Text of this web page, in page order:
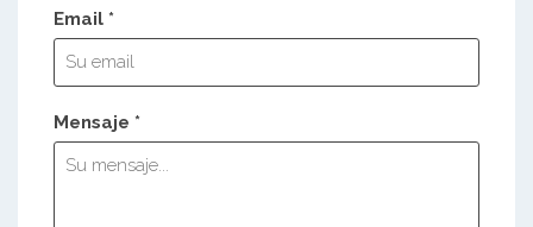
Email *
Mensaje *